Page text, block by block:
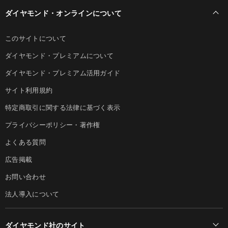
ダイヤモンド・オンラインについて
このサイトについて
ダイヤモンド・プレミアムについて
ダイヤモンド・プレミアム活用ガイド
サイト利用規約
特定商取引に関する法律に基づく表示
プライバシーポリシー・著作権
よくある質問
広告掲載
お問い合わせ
法人導入について
ダイヤモンド社のサイト